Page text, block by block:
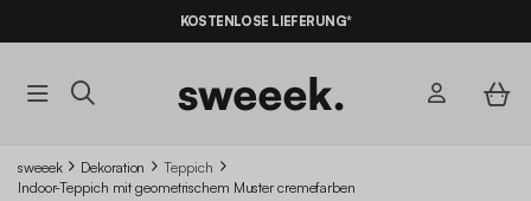
KOSTENLOSE LIEFERUNG*
sweeek Dekoration
Teppich
Indoor-Teppich mit geometrischem Muster cremefarben